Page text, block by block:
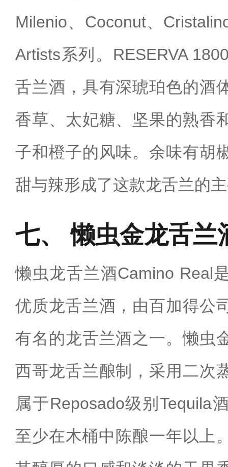
Milenio、Coconut、
Artists系列。‌RESERVA
舌兰酒，具有深琥珀色的酒
香草、太妃糖、坚果的熟香
子和橙子的风味。余味有胡
甜与辣形成了这款龙舌兰的
懒虫金龙舌兰
懒虫龙舌兰酒Camino Real
优质龙舌兰酒，由百加得公
有名的龙舌兰酒之一。懒虫
西哥龙舌兰酿制，采用二次
属于Reposado级别Tequila
至少在木桶中陈酿一年以上‌